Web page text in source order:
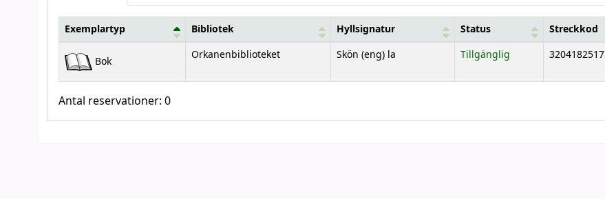
Bestånd
Exemplartyp Bibliotek Hyllsignatur Status Streckkod
Bok Orkanenbiblioteket Skön (eng) la Tillgänglig 3204182517
Antal reservationer: 0